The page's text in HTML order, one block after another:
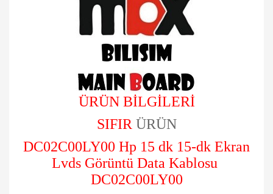
ÜRÜN BİLGİLERİ
SIFIR ÜRÜN
DC02C00LY00 Hp 15 dk 15-dk Ekran
Lvds Görüntü Data Kablosu
DC02C00LY00